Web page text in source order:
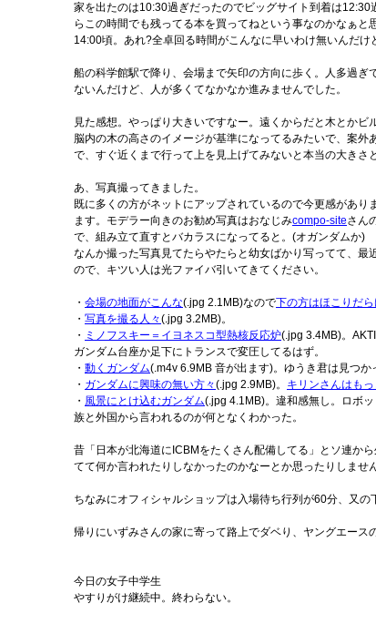
家を出たのは10:30過ぎだったのでビッグサイト到着は
らこの時間でも残ってる本を買ってねという事なのかなぁ
14:00頃。あれ?全卓回る時間がこんなに早いわけ無いんだけ
船の科学館駅で降り、会場まで矢印の方向に歩く。人多過
ないんだけど、人が多くてなかなか進みませんでした。
見た感想。やっぱり大きいですなー。遠くからだと木とか
脳内の木の高さのイメージが基準になってるみたいで、案
で、すぐ近くまで行って上を見上げてみないと本当の大きさ
あ、写真撮ってきました。
既に多くの方がネットにアップされているので今更感があ
ます。モデラー向きのお勧め写真はおなじみcompo-siteさん
で、組み立て直すとバカラスになってると。(オガンダムか)
なんか撮った写真見てたらやたらと幼女ばかり写ってて、
ので、キツい人は光ファイバ引いてきてください。
・ 会場の地面がこんな(.jpg 2.1MB)なので下の方はほこりだら
・ 写真を撮る人々(.jpg 3.2MB)。
・ ミノフスキー＝イヨネスコ型熱核反応炉(.jpg 3.4MB)。
ガンダム台座か足下にトランスで変圧してるはず。
・ 動くガンダム(.m4v 6.9MB 音が出ます)。ゆうき君は見つか
・ ガンダムに興味の無い方々(.jpg 2.9MB)。 キリンさんはも
・ 風景にとけ込むガンダム(.jpg 4.1MB)。違和感無し。ロボ
族と外国から言われるのが何となくわかった。
昔「日本が北海道にICBMをたくさん配備してる」とソ連か
てて何か言われたりしなかったのかなーとか思ったりしませ
ちなみにオフィシャルショップは入場待ち行列が60分、又
帰りにいずみさんの家に寄って路上でダベり、ヤングエース
今日の女子中学生
やすりがけ継続中。終わらない。